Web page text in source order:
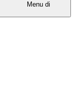
Menu di